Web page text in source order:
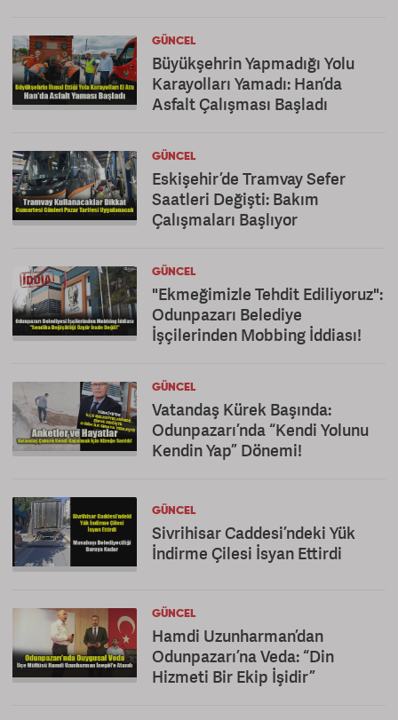
GÜNCEL
Büyükşehrin Yapmadığı Yolu
Karayolları Yamadı: Han’da
Asfalt Çalışması Başladı
GÜNCEL
Eskişehir’de Tramvay Sefer
Saatleri Değişti: Bakım
Çalışmaları Başlıyor
GÜNCEL
"Ekmeğimizle Tehdit Ediliyoruz":
Odunpazarı Belediye
İşçilerinden Mobbing İddiası!
GÜNCEL
Vatandaş Kürek Başında:
Odunpazarı’nda “Kendi Yolunu
Kendin Yap” Dönemi!
GÜNCEL
Sivrihisar Caddesi’ndeki Yük
İndirme Çilesi İsyan Ettirdi
GÜNCEL
Hamdi Uzunharman’dan
Odunpazarı’na Veda: “Din
Hizmeti Bir Ekip İşidir”